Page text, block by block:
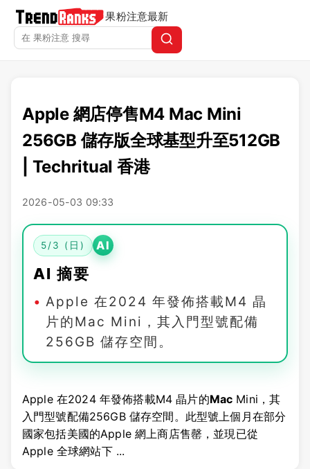
果粉注意最新
Apple 網店停售M4 Mac Mini
256GB 儲存版全球基型升至512GB
| Techritual 香港
2026-05-03 09:33
5/3 (日) AI
AI 摘要
Apple 在2024 年發佈搭載M4 晶
片的Mac Mini，其入門型號配備
256GB 儲存空間。
Apple 在2024 年發佈搭載M4 晶片的Mac Mini，其
入門型號配備256GB 儲存空間。此型號上個月在部分
國家包括美國的Apple 網上商店售罄，並現已從
Apple 全球網站下 ...